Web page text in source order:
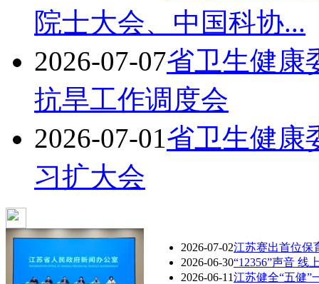
院士大会、中国科协...
2026-07-07省卫生健康
抗旱工作调度会
2026-07-01省卫生健康
习扩大会
2026-07-02江苏赛出首位保
2026-06-30“12356”声音 线
2026-06-11江苏健全“五健”